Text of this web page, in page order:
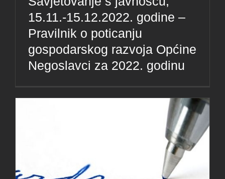
15.11.-15.12.2022. godine –
Pravilnik o poticanju
gospodarskog razvoja Općine
Negoslavci za 2022. godinu